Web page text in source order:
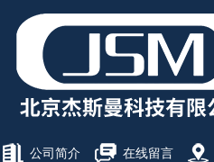
公司简介 在线留言